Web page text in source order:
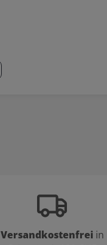
Versandkostenfrei in